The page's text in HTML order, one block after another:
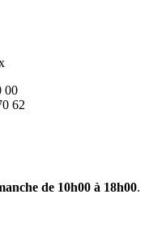
00
62
de 10h00 à 18h00.